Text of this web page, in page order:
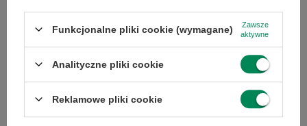
opłacalna, dobrym rozwiązaniem może być zakuplaptopa
, który często jest w świetnym stanie
technicznym.
długowieczność i niezawodność. Zastosowanie powyższych
wskazówek pomoże uniknąć wielu problemów i przedłużyć
Funkcjonalne pliki cookie (wymagane)
Zawsze
aktywne
Analityczne pliki cookie
Reklamowe pliki cookie